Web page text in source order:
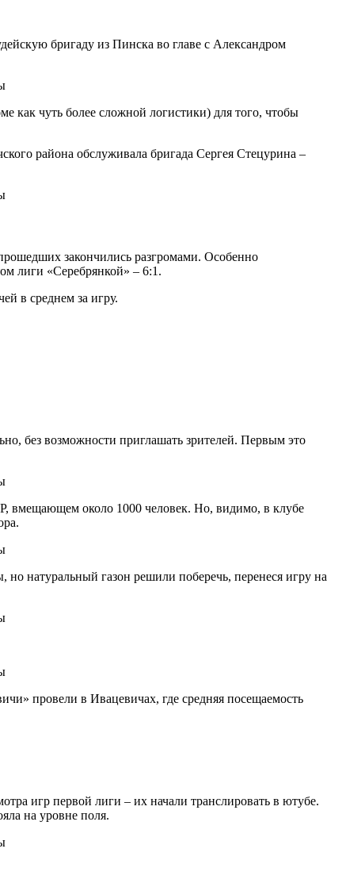
бригаду из Пинска во главе с Александром
как чуть более сложной логистики) для того, чтобы
района обслуживала бригада Сергея Стецурина –
закончились разгромами. Особенно
лиги «Серебрянкой» – 6:1.
в среднем за игру.
без возможности приглашать зрителей. Первым это
вмещающем около 1000 человек. Но, видимо, в клубе
натуральный газон решили поберечь, перенеся игру на
провели в Ивацевичах, где средняя посещаемость
игр первой лиги – их начали транслировать в ютубе.
на уровне поля.